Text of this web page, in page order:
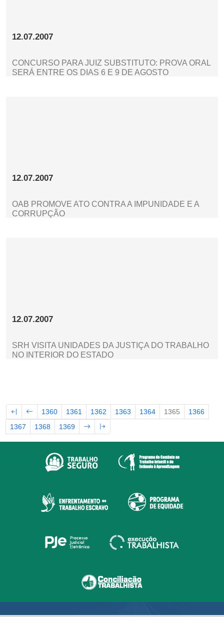
12.07.2007
CONCURSO PARA JUIZ SUBSTITUTO: PROVA ORAL
SERÁ ENTRE OS DIAS 6 E 9 DE AGOSTO
12.07.2007
OAB PROMOVE ATO CONTRA A IMPUNIDADE E A
CORRUPÇÃO
12.07.2007
SRH VISITA UNIDADES DA JUSTIÇA DO TRABALHO
NO INTERIOR DO ESTADO
1360 1361 1362 1363 1364 1365
1366
1367
1368 1369